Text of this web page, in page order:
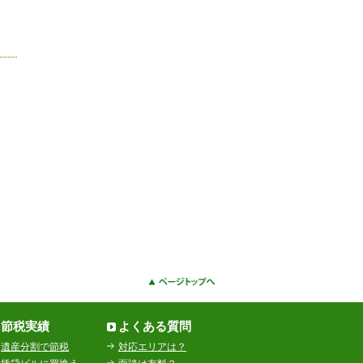
節税実績
遺産分割で節税
よくある質問
対応エリアは？